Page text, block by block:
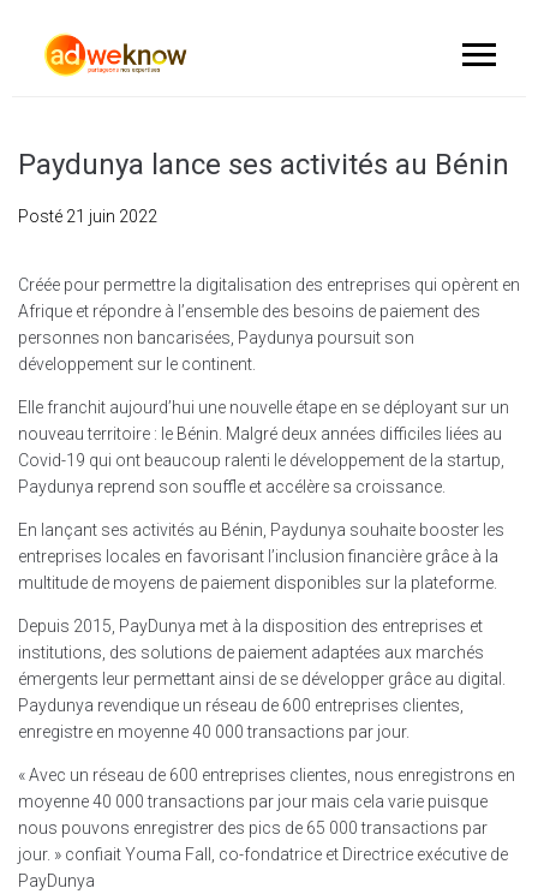
Paydunya lance ses activités au Bénin
Posté 21 juin 2022
Créée pour permettre la digitalisation des entreprises qui opèrent en
Afrique et répondre à l’ensemble des besoins de paiement des
personnes non bancarisées, Paydunya poursuit son
développement sur le continent.
Elle franchit aujourd’hui une nouvelle étape en se déployant sur un
nouveau territoire : le Bénin. Malgré deux années difficiles liées au
Covid-19 qui ont beaucoup ralenti le développement de la startup,
Paydunya reprend son souffle et accélère sa croissance.
En lançant ses activités au Bénin, Paydunya souhaite booster les
entreprises locales en favorisant l’inclusion financière grâce à la
multitude de moyens de paiement disponibles sur la plateforme.
Depuis 2015, PayDunya met à la disposition des entreprises et
institutions, des solutions de paiement adaptées aux marchés
émergents leur permettant ainsi de se développer grâce au digital.
Paydunya revendique un réseau de 600 entreprises clientes,
enregistre en moyenne 40 000 transactions par jour.
« Avec un réseau de 600 entreprises clientes, nous enregistrons en
moyenne 40 000 transactions par jour mais cela varie puisque
nous pouvons enregistrer des pics de 65 000 transactions par
jour. » confiait Youma Fall, co-fondatrice et Directrice exécutive de
PayDunya